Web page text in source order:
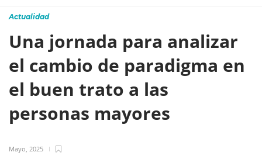
Actualidad
Una jornada para analizar
el cambio de paradigma en
el buen trato a las
personas mayores
Mayo, 2025